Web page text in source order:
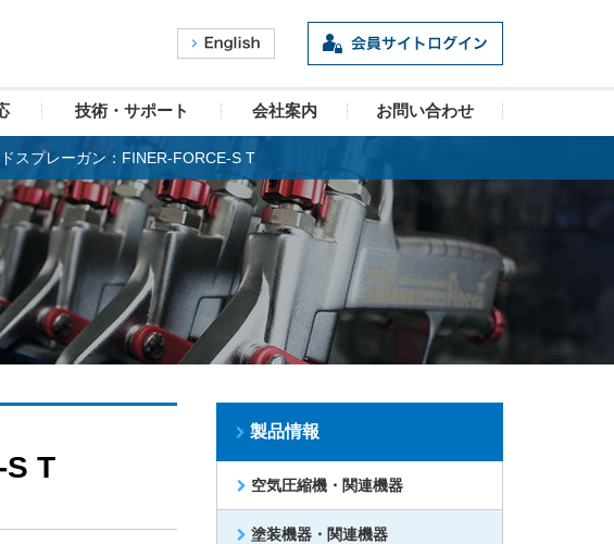
技術・サポート 会社案内 お問い合わせ
スプレーガン：FINER-FORCE-S T
S T
製品情報
空気圧縮機・関連機器
塗装機器・関連機器